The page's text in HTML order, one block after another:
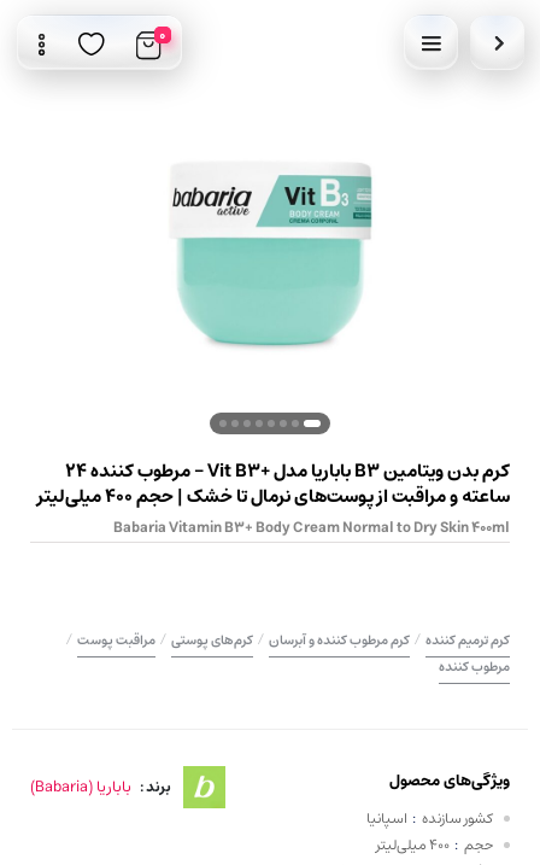
0
کرم بدن ویتامین B3 باباریا مدل +Vit B3 – مرطوب کننده 24
ساعته و مراقبت از پوست‌های نرمال تا خشک | حجم 400 میلی‌لیتر
Babaria Vitamin B3+ Body Cream Normal to Dry Skin 400ml
کرم ترمیم کننده / کرم مرطوب کننده و آبرسان / کرم‌های پوستی / مراقبت پوست /
مرطوب کننده
برند : باباریا (Babaria) ویژگی‌های محصول
کشور سازنده : اسپانیا
حجم : 400 میلی‌لیتر